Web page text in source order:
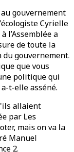
gouvernement
Cyrielle
l’Assemblée a
de toute la
gouvernement.
que vous
politique qui
t-elle asséné.
allaient
par Les
mais on va la
Manuel
2.